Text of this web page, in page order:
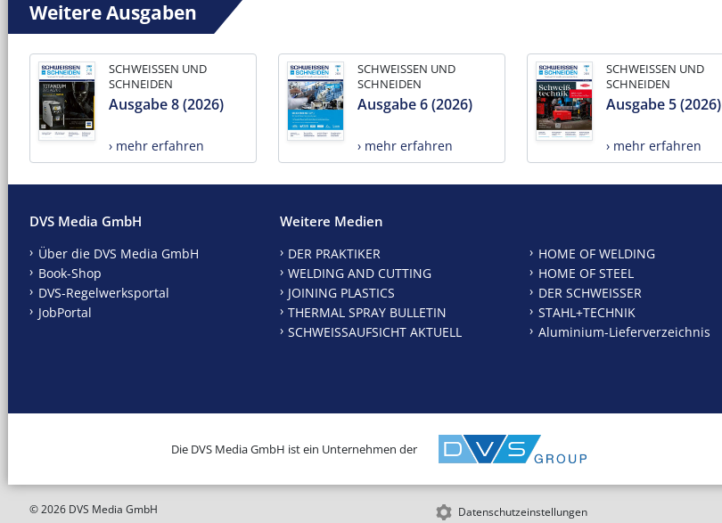
Weitere Ausgaben
SCHWEISSEN UND
SCHNEIDEN
Ausgabe 8 (2026)
› mehr erfahren
SCHWEISSEN UND
SCHNEIDEN
Ausgabe 6 (2026)
› mehr erfahren
SCHWEISSEN UND
SCHNEIDEN
Ausgabe 5 (2026)
› mehr erfahren
DVS Media GmbH
Über die DVS Media GmbH
Book-Shop
DVS-Regelwerksportal
JobPortal
Weitere Medien
DER PRAKTIKER
WELDING AND CUTTING
JOINING PLASTICS
THERMAL SPRAY BULLETIN
SCHWEISSAUFSICHT AKTUELL
HOME OF WELDING
HOME OF STEEL
DER SCHWEISSER
STAHL+TECHNIK
Aluminium-Lieferverzeichnis
Die DVS Media GmbH ist ein Unternehmen der
© 2026 DVS Media GmbH Datenschutzeinstellungen